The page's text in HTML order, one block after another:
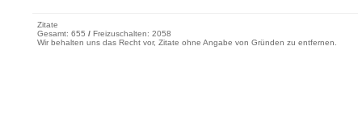
Zitate
Gesamt: 655/ Freizuschalten: 2058
Wir behalten uns das Recht vor, Zitate ohne Angabe von Gründen zu entfernen.